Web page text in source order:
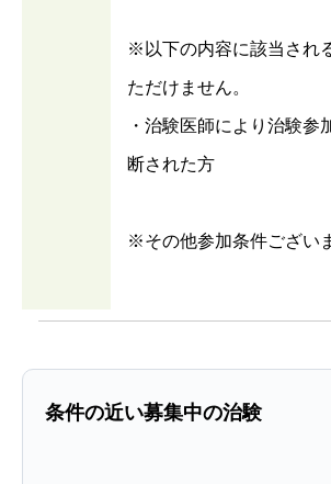
※以下の内容に該当され
ただけません。
・治験医師により治験参
断された方
※その他参加条件ござい
条件の近い募集中の治験